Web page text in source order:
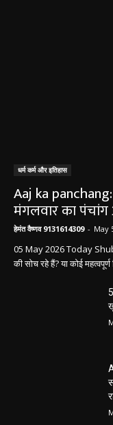
धर्म कर्म और इतिहास
Aaj ka
मंगलवार का
हेमंत वैष्णव 9131614309 - May
05 May 2026 Today
की सोच रहे हैं? या कोई